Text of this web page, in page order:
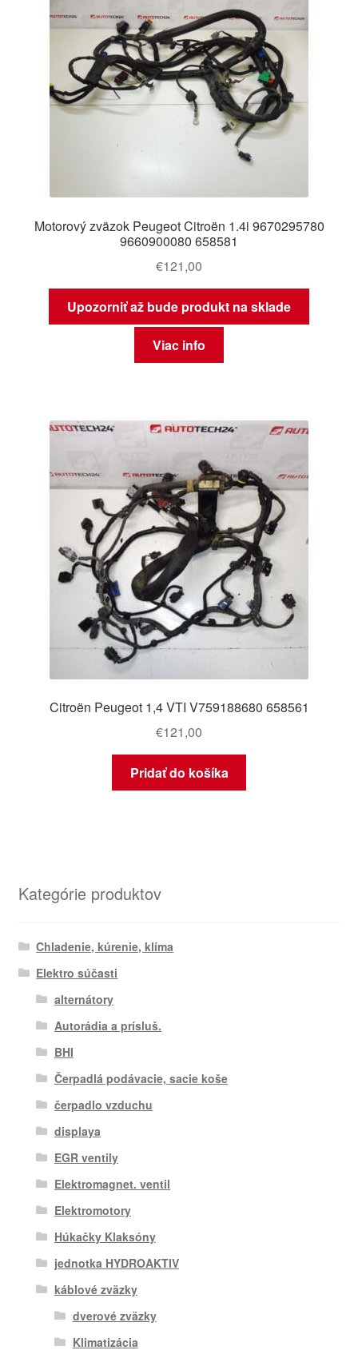
Motorový zväzok Peugeot Citroën 1.4i 9670295780
9660900080 658581
€121,00
Upozorniť až bude produkt na sklade
Viac info
Citroën Peugeot 1,4 VTI V759188680 658561
€121,00
Pridať do košíka
Kategórie produktov
Chladenie, kúrenie, klíma
Elektro súčasti
alternátory
Autorádia a prísluš.
BHI
Čerpadlá podávacie, sacie koše
čerpadlo vzduchu
displaya
EGR ventily
Elektromagnet. ventil
Elektromotory
Húkačky Klaksóny
jednotka HYDROAKTIV
káblové zväzky
dverové zväzky
Klimatizácia